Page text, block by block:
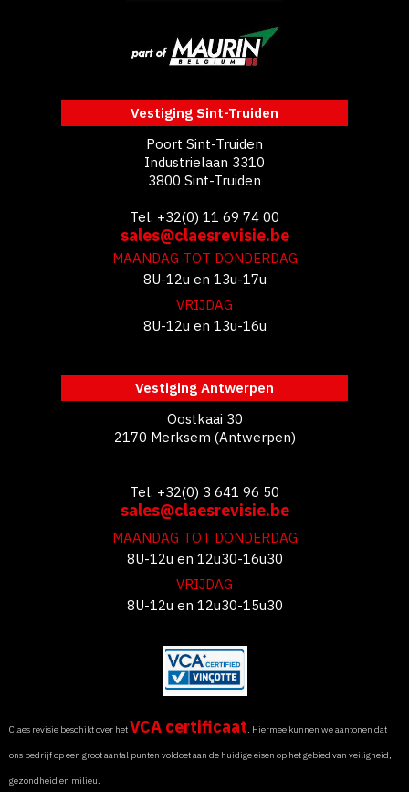
Vestiging Sint-Truiden
Poort Sint-Truiden
Industrielaan 3310
3800 Sint-Truiden
Tel. +32(0) 11 69 74 00
sales@claesrevisie.be
MAANDAG TOT DONDERDAG
8U-12u en 13u-17u
VRIJDAG
8U-12u en 13u-16u
Vestiging Antwerpen
Oostkaai 30
2170 Merksem (Antwerpen)
Tel. +32(0) 3 641 96 50
sales@claesrevisie.be
MAANDAG TOT DONDERDAG
8U-12u en 12u30-16u30
VRIJDAG
8U-12u en 12u30-15u30
Claes revisie beschikt over hetVCA certificaat. Hiermee kunnen we aantonen dat
ons bedrijf op een groot aantal punten voldoet aan de huidige eisen op het gebied van veiligheid,
gezondheid en milieu.